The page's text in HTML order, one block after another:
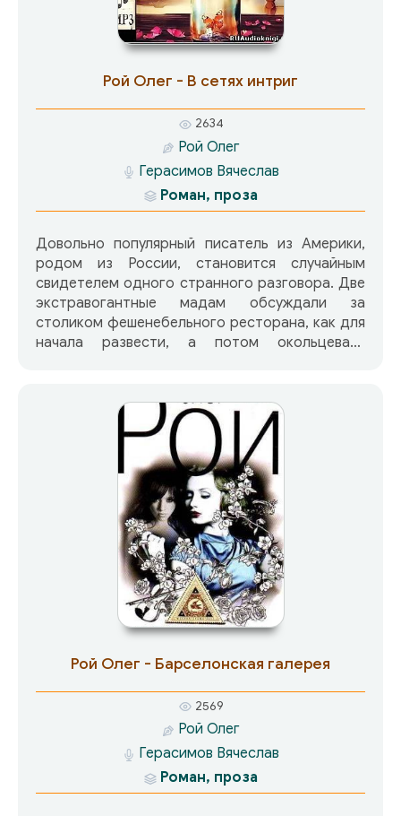
Рой Олег - В сетях интриг
2634
Рой Олег
Герасимов Вячеслав
Роман, проза
Довольно популярный писатель из Америки,
родом из России, становится случайным
свидетелем одного странного разговора. Две
экстравогантные мадам обсуждали за
столиком фешенебельного ресторана, как для
начала развести, а потом окольцевать
интимных сторон жизни (в Америке такого не
услышишь!), но и многообразие методов выйти
замуж. Спустя год с небольшим господин
сочинитель увидел одну из красавиц — с
младенцем и в сопровождении известного
бизнесмена. Они не выглядели счастливыми. А
когда в их словесной перепалке были
упомянуты название московского кладбища и
дата смерти жены и детей, в писателе
проснулся дух исследователя. В погоне за
новым сюжетом Савельцев сам стал его
Рой Олег - Барселонская галерея
2569
Рой Олег
Герасимов Вячеслав
Роман, проза